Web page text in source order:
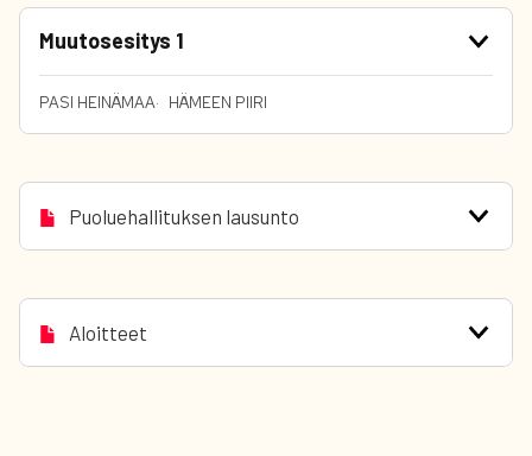
Muutosesitys 1
PASI HEINÄMAA HÄMEEN PIIRI
Puoluehallituksen lausunto
Aloitteet